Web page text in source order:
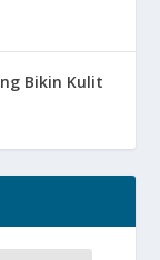
Bikin Kulit